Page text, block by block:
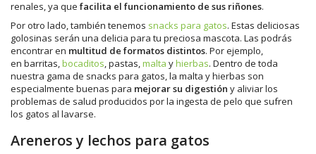
renales, ya que facilita el funcionamiento de sus riñones.
Por otro lado, también tenemos snacks para gatos. Estas deliciosas
golosinas serán una delicia para tu preciosa mascota. Las podrás
encontrar en multitud de formatos distintos. Por ejemplo,
en barritas,bocaditos, pastas,malta yhierbas. Dentro de toda
nuestra gama de snacks para gatos, la malta y hierbas son
especialmente buenas para mejorar su digestión y aliviar los
problemas de salud producidos por la ingesta de pelo que sufren
los gatos al lavarse.
Areneros y lechos para gatos